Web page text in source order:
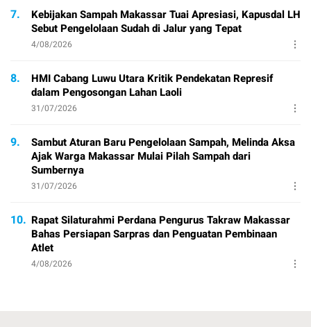
7.
Kebijakan Sampah Makassar Tuai Apresiasi, Kapusdal LH
Sebut Pengelolaan Sudah di Jalur yang Tepat
4/08/2026
8.
HMI Cabang Luwu Utara Kritik Pendekatan Represif
dalam Pengosongan Lahan Laoli
31/07/2026
9.
Sambut Aturan Baru Pengelolaan Sampah, Melinda Aksa
Ajak Warga Makassar Mulai Pilah Sampah dari
Sumbernya
31/07/2026
10. Rapat Silaturahmi Perdana Pengurus Takraw Makassar
Bahas Persiapan Sarpras dan Penguatan Pembinaan
Atlet
4/08/2026